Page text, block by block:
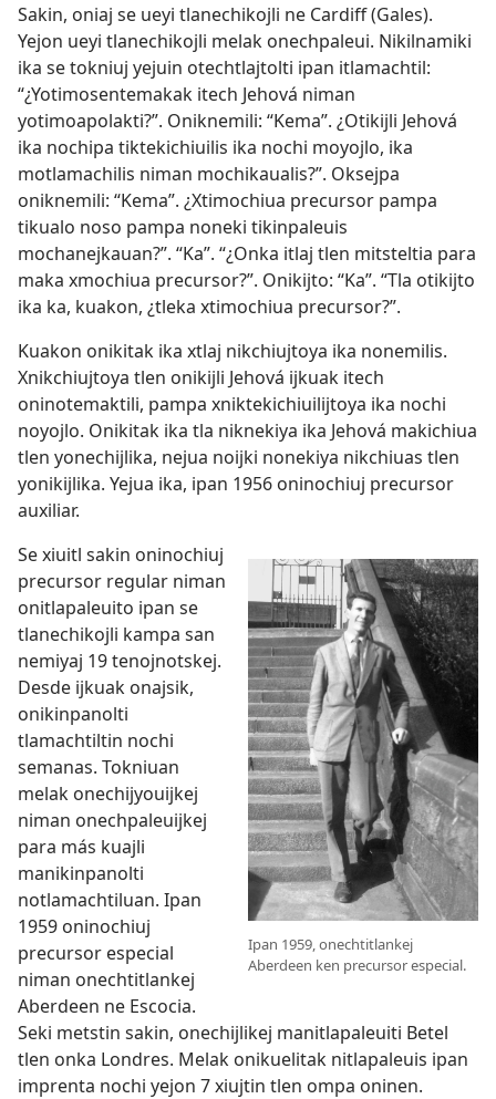
Sakin, oniaj se ueyi tlanechikojli ne Cardiff (Gales).
Yejon ueyi tlanechikojli melak onechpaleui. Nikilnamiki
ika se tokniuj yejuin otechtlajtolti ipan itlamachtil:
“¿Yotimosentemakak itech Jehová niman
yotimoapolakti?”. Oniknemili: “Kema”. ¿Otikijli Jehová
ika nochipa tiktekichiuilis ika nochi moyojlo, ika
motlamachilis niman mochikaualis?”. Oksejpa
oniknemili: “Kema”. ¿Xtimochiua precursor pampa
tikualo noso pampa noneki tikinpaleuis
mochanejkauan?”. “Ka”. “¿Onka itlaj tlen mitsteltia para
maka xmochiua precursor?”. Onikijto: “Ka”. “Tla otikijto
ika ka, kuakon, ¿tleka xtimochiua precursor?”.
Kuakon onikitak ika xtlaj nikchiujtoya ika nonemilis.
Xnikchiujtoya tlen onikijli Jehová ijkuak itech
oninotemaktili, pampa xniktekichiuilijtoya ika nochi
noyojlo. Onikitak ika tla niknekiya ika Jehová makichiua
tlen yonechijlika, nejua noijki nonekiya nikchiuas tlen
yonikijlika. Yejua ika, ipan 1956 oninochiuj precursor
auxiliar.
Ipan 1959, onechtitlankej
Aberdeen ken precursor especial.
Se xiuitl sakin oninochiuj
precursor regular niman
onitlapaleuito ipan se
tlanechikojli kampa san
nemiyaj 19 tenojnotskej.
Desde ijkuak onajsik,
onikinpanolti
tlamachtiltin nochi
semanas. Tokniuan
melak onechijyouijkej
niman onechpaleuijkej
para más kuajli
manikinpanolti
notlamachtiluan. Ipan
1959 oninochiuj
precursor especial
niman onechtitlankej
Aberdeen ne Escocia.
Seki metstin sakin, onechijlikej manitlapaleuiti Betel
tlen onka Londres. Melak onikuelitak nitlapaleuis ipan
imprenta nochi yejon 7 xiujtin tlen ompa oninen.